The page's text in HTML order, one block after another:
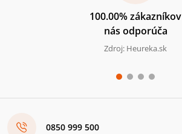
100.00% zákazníkov
nás odporúča
Zdroj: Heureka.sk
0850 999 500